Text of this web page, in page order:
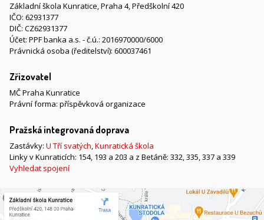
Základní škola Kunratice, Praha 4, Předškolní 420
IČO: 62931377
DIČ: CZ62931377
Účet: PPF banka a.s. - č.ú.: 2016970000/6000
Právnická osoba (ředitelství): 600037461
Zřizovatel
MČ Praha Kunratice
Právní forma: příspěvková organizace
Pražská integrovaná doprava
Zastávky: U Tří svatých,Kunratická škola
Linky v Kunraticích: 154, 193 a 203 a z Betáně: 332, 335, 337 a 339
Vyhledat spojení